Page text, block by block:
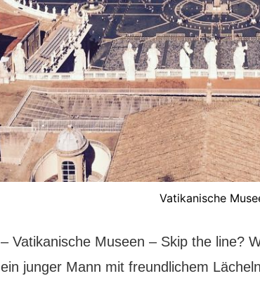
Vatikanische
– Vatikanische Museen – Skip the line?
ein junger Mann mit freundlichem